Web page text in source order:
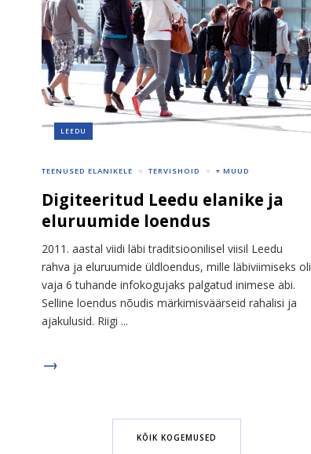
LEEDU
TEENUSED ELANIKELE TERVISHOID + MUUD
Digiteeritud Leedu elanike ja
eluruumide loendus
2011. aastal viidi läbi traditsioonilisel viisil Leedu
rahva ja eluruumide üldloendus, mille läbiviimiseks oli
vaja 6 tuhande infokogujaks palgatud inimese abi.
Selline loendus nõudis märkimisväärseid rahalisi ja
ajakulusid. Riigi ...
KÕIK KOGEMUSED